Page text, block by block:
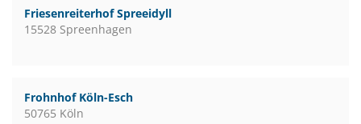
Friesenreiterhof Spreeidyll
15528 Spreenhagen
Frohnhof Köln-Esch
50765 Köln